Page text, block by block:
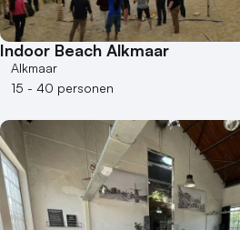
Indoor Beach Alkmaar
Alkmaar
15 - 40 personen